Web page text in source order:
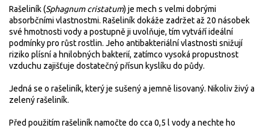
Rašeliník (Sphagnum cristatum) je mech s velmi dobrými
absorbčními vlastnostmi. Rašeliník dokáže zadržet až 20 násobek
své hmotnosti vody a postupně ji uvolňuje, tím vytváří ideální
podmínky pro růst rostlin. Jeho antibakteriální vlastnosti snižují
riziko plísní a hnilobných bakterií, zatímco vysoká propustnost
vzduchu zajišťuje dostatečný přísun kyslíku do půdy.
Jedná se o rašeliník, který je sušený a jemně lisovaný. Nikoliv živý a
zelený rašeliník.
Před použitím rašeliník namočte do cca 0,5 l vody a nechte ho